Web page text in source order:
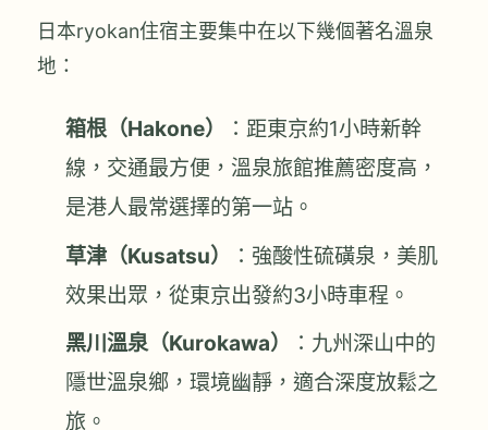
日本ryokan住宿主要集中在以下幾個著名溫泉
地：
箱根（Hakone）
：距東京約1小時新幹
線，交通最方便，溫泉旅館推薦密度高，
是港人最常選擇的第一站。
草津（Kusatsu）
：強酸性硫磺泉，美肌
效果出眾，從東京出發約3小時車程。
黑川溫泉（Kurokawa）
：九州深山中的
隱世溫泉鄉，環境幽靜，適合深度放鬆之
旅。